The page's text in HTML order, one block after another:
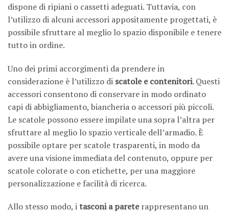
dispone di ripiani o cassetti adeguati. Tuttavia, con
l’utilizzo di alcuni accessori appositamente progettati, è
possibile sfruttare al meglio lo spazio disponibile e tenere
tutto in ordine.
Uno dei primi accorgimenti da prendere in
considerazione è l’utilizzo di scatole e contenitori. Questi
accessori consentono di conservare in modo ordinato
capi di abbigliamento, biancheria o accessori più piccoli.
Le scatole possono essere impilate una sopra l’altra per
sfruttare al meglio lo spazio verticale dell’armadio. È
possibile optare per scatole trasparenti, in modo da
avere una visione immediata del contenuto, oppure per
scatole colorate o con etichette, per una maggiore
personalizzazione e facilità di ricerca.
Allo stesso modo, itasconi a pareterappresentano un